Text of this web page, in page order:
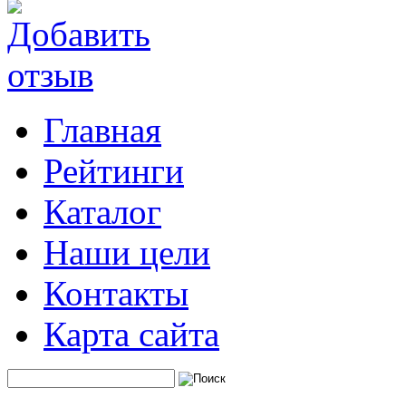
Главная
Рейтинги
Каталог
Наши цели
Контакты
Карта сайта